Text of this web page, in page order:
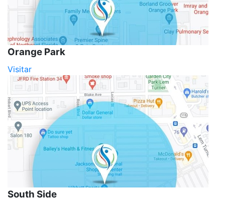
Orange Park
Visitar
South Side